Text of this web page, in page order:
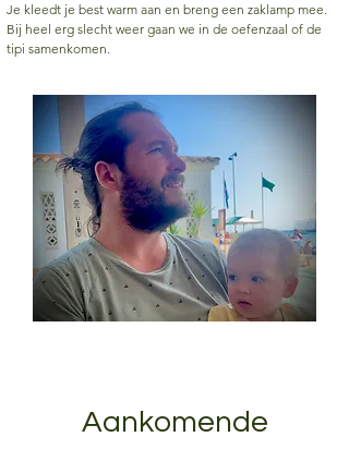
Je kleedt je best warm aan en breng een zaklamp mee.
Bij heel erg slecht weer gaan we in de oefenzaal of de
tipi samenkomen.
Aankomende